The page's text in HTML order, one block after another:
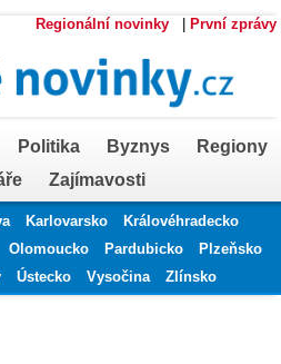
Regionální novinky První zprávy
Politika Byznys
Regiony
Zajímavosti
Karlovarsko
Královéhradecko
Olomoucko Pardubicko
Plzeňsko
Ústecko Vysočina Zlínsko